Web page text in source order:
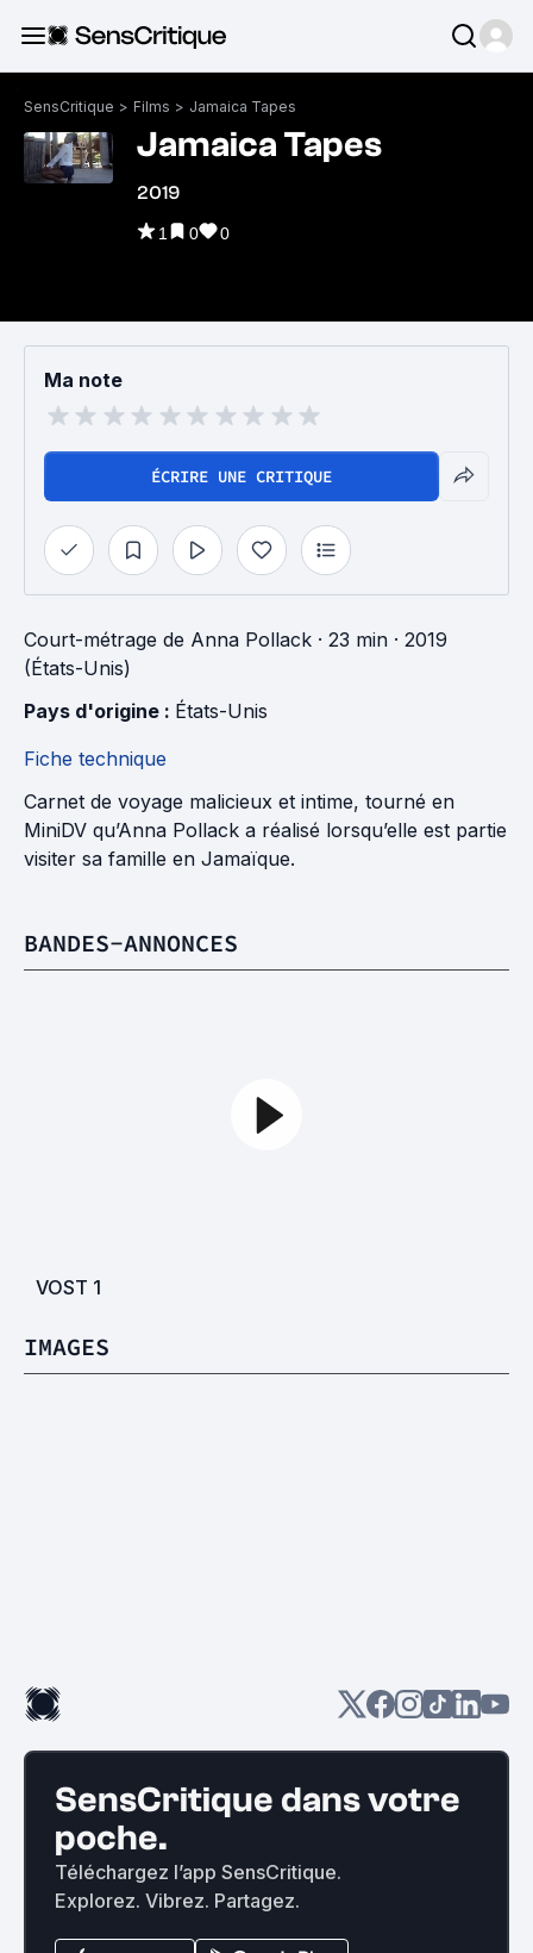
SensCritique > Films > Jamaica Tapes
Jamaica Tapes
2019
1 0 0
Ma note
ÉCRIRE UNE CRITIQUE
Court-métrage de Anna Pollack · 23 min · 2019
(États-Unis)
Pays d'origine : États-Unis
Fiche technique
Carnet de voyage malicieux et intime, tourné en
MiniDV qu’Anna Pollack a réalisé lorsqu’elle est partie
visiter sa famille en Jamaïque.
BANDES-ANNONCES
VOST 1
IMAGES
SensCritique dans votre
poche.
Téléchargez l’app SensCritique.
Explorez. Vibrez. Partagez.